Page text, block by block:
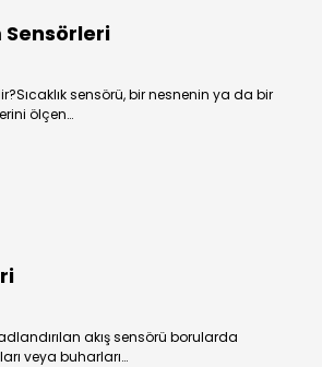
Sensörleri
sensörü, bir nesnenin ya da bir
ölçen…
akış sensörü borularda
veya buharları…